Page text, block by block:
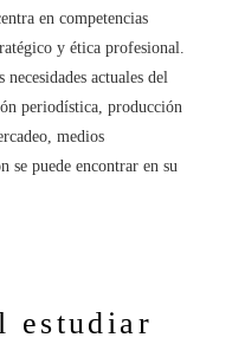
en competencias
y ética profesional.
necesidades actuales del
periodística, producción
medios
se puede encontrar en su
estudiar